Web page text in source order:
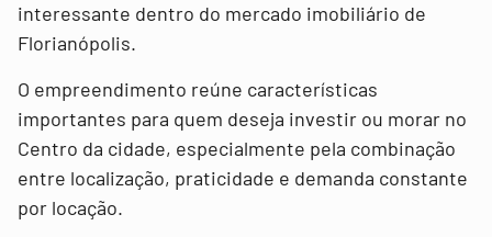
interessante dentro do mercado imobiliário de
Florianópolis.
O empreendimento reúne características
importantes para quem deseja investir ou morar no
Centro da cidade, especialmente pela combinação
entre localização, praticidade e demanda constante
por locação.